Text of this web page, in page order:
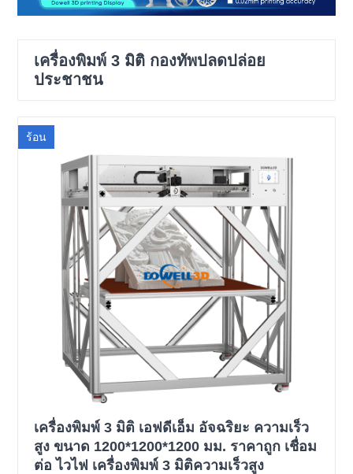
เครื่องพิมพ์ 3 มิติ กองทัพปลดปล่อย
ประชาชน
ร้อน
เครื่องพิมพ์ 3 มิติ เอฟดีเอ็ม อัจฉริยะ ความเร็ว
สูง ขนาด 1200*1200*1200 มม. ราคาถูก เชื่อม
ต่อ ไวไฟ เครื่องพิมพ์ 3 มิติความเร็วสูง